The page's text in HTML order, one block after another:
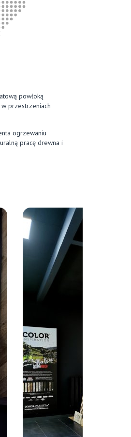
powłoką
przestrzeniach
ogrzewaniu
pracę drewna i